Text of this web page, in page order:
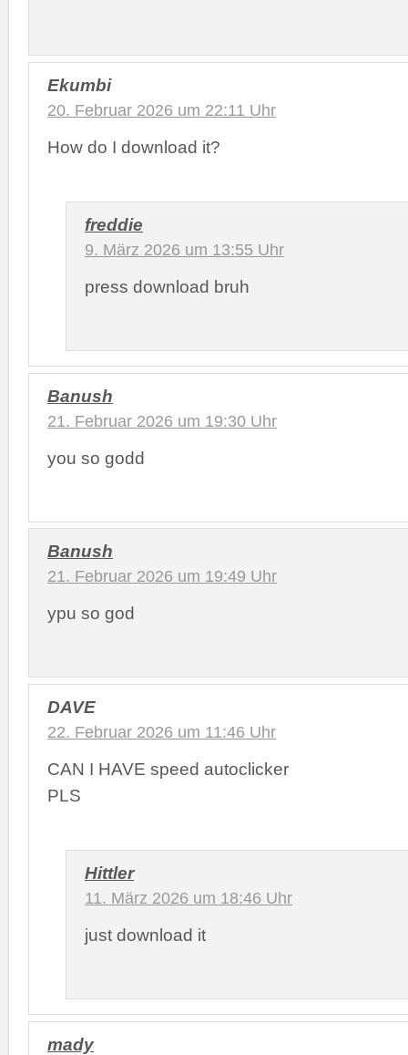
Ekumbi
20. Februar 2026 um 22:11 Uhr
How do I download it?
freddie
9. März 2026 um 13:55 Uhr
press download bruh
Banush
21. Februar 2026 um 19:30 Uhr
you so godd
Banush
21. Februar 2026 um 19:49 Uhr
ypu so god
DAVE
22. Februar 2026 um 11:46 Uhr
CAN I HAVE speed autoclicker
PLS
Hittler
11. März 2026 um 18:46 Uhr
just download it
mady